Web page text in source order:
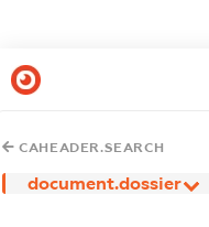
CAHEADER.SEARCH
document.dossier